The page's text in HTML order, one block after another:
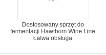
Dostosowany sprzęt do
fermentacji Hawthorn Wine Line
Łatwa obsługa